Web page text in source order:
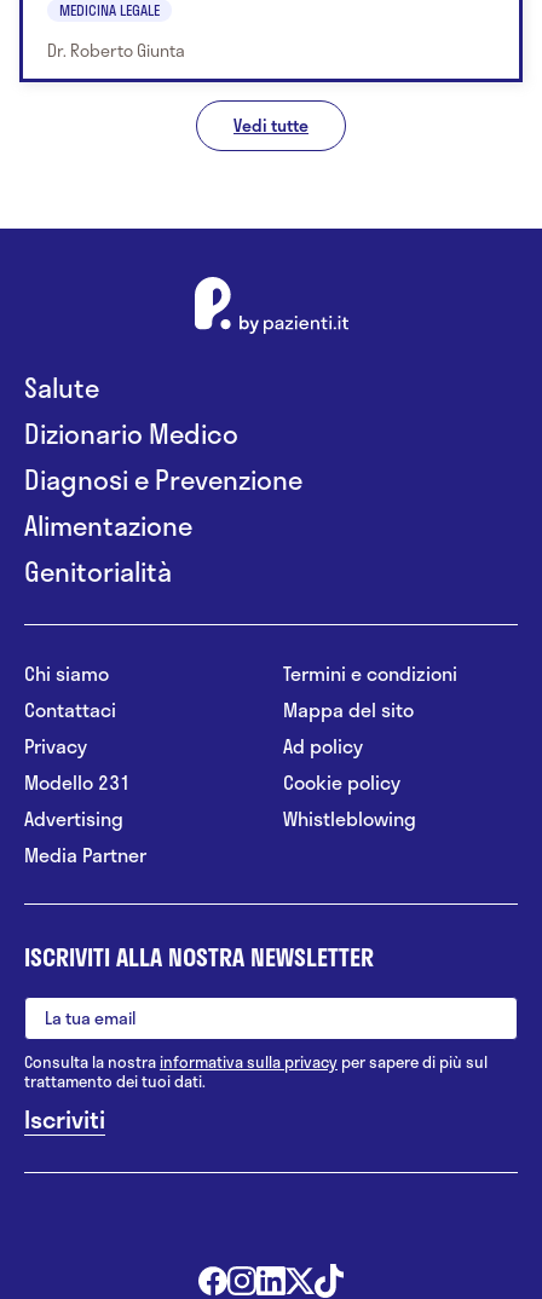
MEDICINA LEGALE
Dr. Roberto Giunta
Vedi tutte
Salute
Dizionario Medico
Diagnosi e Prevenzione
Alimentazione
Genitorialità
Chi siamo
Contattaci
Privacy
Modello 231
Advertising
Media Partner
Termini e condizioni
Mappa del sito
Ad policy
Cookie policy
Whistleblowing
ISCRIVITI ALLA NOSTRA NEWSLETTER
Consulta la nostrainformativa sulla privacy per sapere di più sul
trattamento dei tuoi dati.